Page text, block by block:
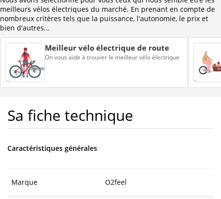
meilleurs vélos électriques du marché. En prenant en compte de
nombreux critères tels que la puissance, l'autonomie, le prix et
bien d'autres...
Meilleur vélo électrique de route
On vous aide à trouver le meilleur vélo électrique
Sa fiche technique
Caractéristiques générales
Marque O2feel